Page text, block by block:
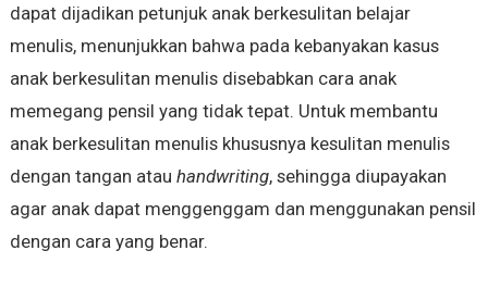
dapat dijadikan petunjuk anak berkesulitan belajar
menulis, menunjukkan bahwa pada kebanyakan kasus
anak berkesulitan menulis disebabkan cara anak
memegang pensil yang tidak tepat. Untuk membantu
anak berkesulitan menulis khususnya kesulitan menulis
dengan tangan atau handwriting, sehingga diupayakan
agar anak dapat menggenggam dan menggunakan pensil
dengan cara yang benar.